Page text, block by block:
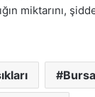
miktarını,